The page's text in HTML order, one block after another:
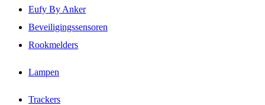
Eufy By Anker
Beveiligingssensoren
Rookmelders
Lampen
Trackers